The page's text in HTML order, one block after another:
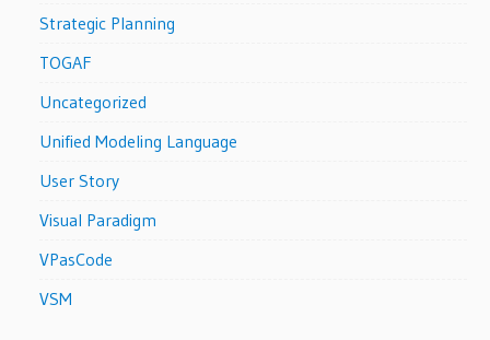
Strategic Planning
TOGAF
Uncategorized
Unified Modeling Language
User Story
Visual Paradigm
VPasCode
VSM